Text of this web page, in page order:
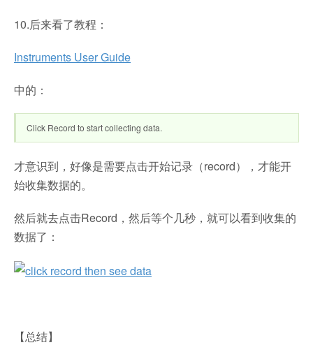
10.后来看了教程：
Instruments User Guide
中的：
Click Record to start collecting data.
才意识到，好像是需要点击开始记录（record），才能开
始收集数据的。
然后就去点击Record，然后等个几秒，就可以看到收集的
数据了：
【总结】